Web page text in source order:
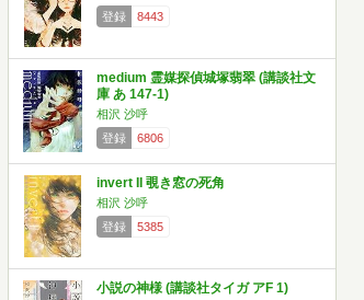
登録
8443
medium 霊媒探偵城塚翡翠 (講談社文
庫 あ 147-1)
相沢 沙呼
登録
6806
invert II 覗き窓の死角
相沢 沙呼
登録
5385
小説の神様 (講談社タイガ アF 1)